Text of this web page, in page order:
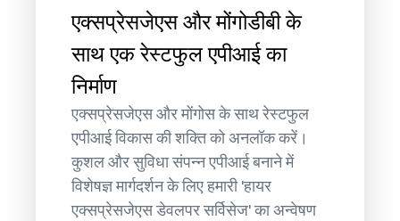
एक्सप्रेसजेएस और मोंगोडीबी के
साथ एक रेस्टफुल एपीआई का
निर्माण
एक्सप्रेसजेएस और मोंगोस के साथ रेस्टफुल
एपीआई विकास की शक्ति को अनलॉक करें।
कुशल और सुविधा संपन्न एपीआई बनाने में
विशेषज्ञ मार्गदर्शन के लिए हमारी 'हायर
एक्सप्रेसजेएस डेवलपर सर्विसेज' का अन्वेषण